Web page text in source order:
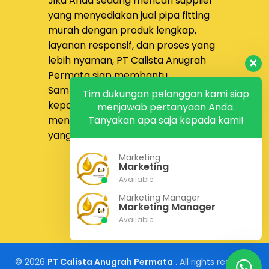
class, tipe permukaan
flange, media fluida,
temperatur operasi, serta
material winding dan filler
yang dibutuhkan.
yang menyediakanjual pipa fitting
murah dengan produk lengkap,
layanan responsif, dan proses yang
lebih nyaman, PT Calista Anugrah
Permatasiap membantu.
Sampaikan kebutuhan proyek Anda
kepada tim kami untuk
mendapatkan solusi pengadaan
yang lebih tepat dan efisien.
Konsultasi Gratis
Kontak Kami
© 2026 PT Calista Anugrah Permata . All rights reserved
Tim dukungan pelanggan kami siap
menjawab pertanyaan Anda.
Tanyakan apa saja kepada kami!
Marketing
Marketing
Available
Marketing Manager
Marketing Manager
Available